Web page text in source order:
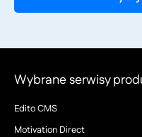
Wybrane serwisy
Edito CMS
Motivation Direct